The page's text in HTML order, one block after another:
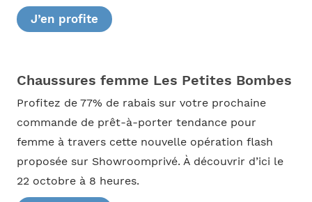
J’en profite
Chaussures femme Les Petites Bombes
Profitez de 77% de rabais sur votre prochaine
commande de prêt-à-porter tendance pour
femme à travers cette nouvelle opération flash
proposée sur Showroomprivé. À découvrir d’ici le
22 octobre à 8 heures.